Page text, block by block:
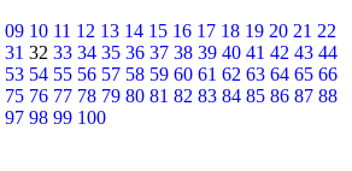
09 10 11 12 13 14 15 16 17 18 19 20 21 22
31 32 33 34 35 36 37 38 39 40 41 42 43 44
53 54 55 56 57 58 59 60 61 62 63 64 65 66
75 76 77 78 79 80 81 82 83 84 85 86 87 88
97 98 99 100